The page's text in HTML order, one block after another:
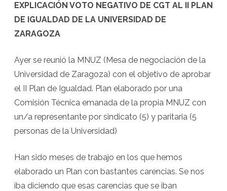
EXPLICACIÓN VOTO NEGATIVO DE CGT AL II PLAN
DE IGUALDAD DE LA UNIVERSIDAD DE
ZARAGOZA
Ayer se reunió la MNUZ (Mesa de negociación de la
Universidad de Zaragoza) con el objetivo de aprobar
el II Plan de Igualdad. Plan elaborado por una
Comisión Técnica emanada de la propia MNUZ con
un/a representante por sindicato (5) y paritaria (5
personas de la Universidad)
Han sido meses de trabajo en los que hemos
elaborado un Plan con bastantes carencias. Se nos
iba diciendo que esas carencias que se iban